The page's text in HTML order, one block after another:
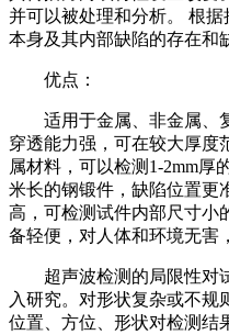
并可以被处理和分析。 根
本身及其内部缺陷的存在和
优点：
适用于金属、非金属、复
穿透能力强，可在较大厚度
属材料，可以检测1-2mm厚
米长的钢锻件，缺陷位置更
高，可检测试件内部尺寸小
备轻便，对人体和环境无害
超声波检测的局限性对
入研究。对形状复杂或不规
位置、方位、形状对检测结